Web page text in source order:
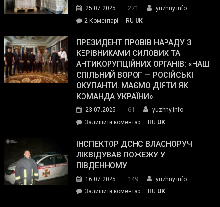
The
Street
Journal.
25.07.2025 271
yuzhny.info
2 Коментарі
Південному
працівникам
ОПЗ
з
матеріального
резерву
гуманітарну
допомогу
RU UK
ПРЕЗИДЕНТ ПРОВІВ НАРАДУ З
КЕРІВНИКАМИ СИЛОВИХ ТА
АНТИКОРУПЦІЙНИХ ОРГАНІВ: «НАШ
СПІЛЬНИЙ ВОРОГ — РОСІЙСЬКІ
ОКУПАНТИ. МАЄМО ДІЯТИ ЯК
КОМАНДА УКРАЇНИ»
23.07.2025 61
yuzhny.info
Залишити коментарon
провів
нараду
силових
та
RU UK
ІНСПЕКТОР ДСНС ВЛАСНОРУЧ
ЛІКВІДУВАВ ПОЖЕЖУ У
ПІВДЕННОМУ
16.07.2025 149
yuzhny.info
Залишити коментарon
RU UK